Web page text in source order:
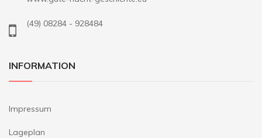
(49) 08284 - 928484
INFORMATION
Impressum
Lageplan